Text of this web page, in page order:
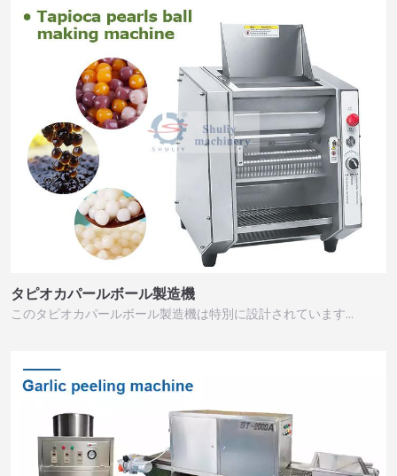
タピオカパールボール製造機
このタピオカパールボール製造機は特別に設計されています…